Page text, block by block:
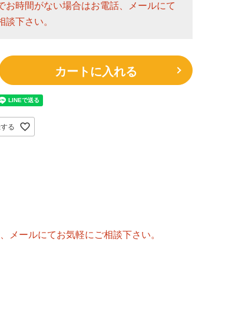
お時間がない場合はお電話、メールにて
談下さい。
る
カートに入れる
メールにてお気軽にご相談下さい。